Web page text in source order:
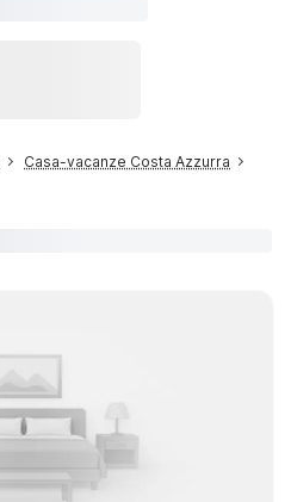
Casa-vacanze Costa Azzurra